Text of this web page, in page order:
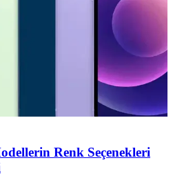
Renk Seçenekleri